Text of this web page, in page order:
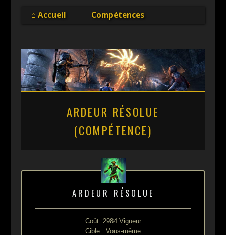
⌂ Accueil Compétences
ARDEUR RÉSOLUE
(COMPÉTENCE)
ARDEUR RÉSOLUE
Coût: 2984 Vigueur
Cible : Vous-même